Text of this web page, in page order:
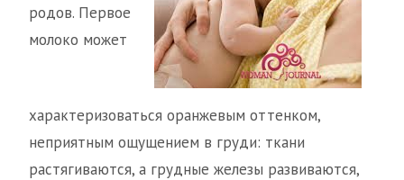
родов. Первое
молоко может
характеризоваться оранжевым оттенком,
неприятным ощущением в груди: ткани
растягиваются, а грудные железы развиваются,